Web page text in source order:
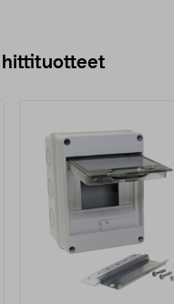
hittituotteet